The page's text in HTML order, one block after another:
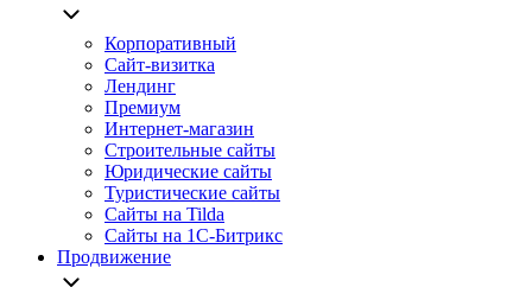
Корпоративный
Сайт-визитка
Лендинг
Премиум
Интернет-магазин
Строительные сайты
Юридические сайты
Туристические сайты
Сайты на Tilda
Сайты на 1С-Битрикс
Продвижение